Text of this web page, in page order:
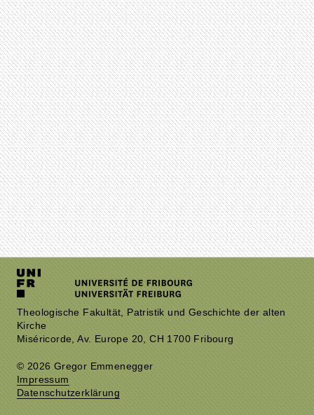
Theologische Fakultät, Patristik und Geschichte der alten
Kirche
Miséricorde, Av. Europe 20, CH 1700 Fribourg
© 2026 Gregor Emmenegger
Impressum
Datenschutzerklärung